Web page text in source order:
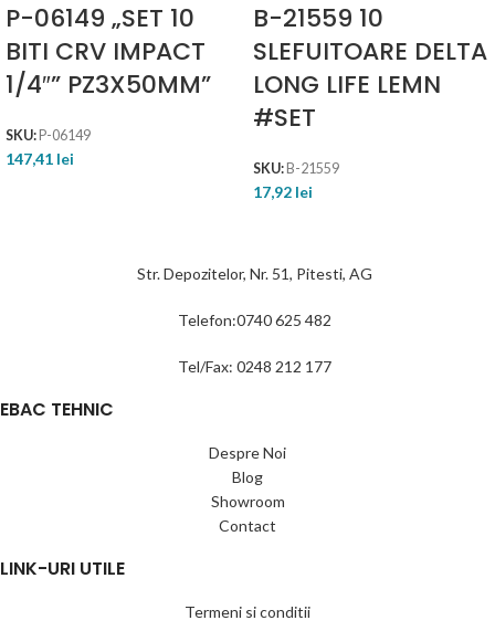
P-06149 „SET 10
BITI CRV IMPACT
1/4″” PZ3X50MM”
SKU: P-06149
147,41 lei
B-21559 10
SLEFUITOARE DELTA
LONG LIFE LEMN
#SET
SKU: B-21559
17,92 lei
Str. Depozitelor, Nr. 51, Pitesti, AG
Telefon:0740 625 482
Tel/Fax: 0248 212 177
EBAC TEHNIC
Despre Noi
Blog
Showroom
Contact
LINK-URI UTILE
Termeni si conditii